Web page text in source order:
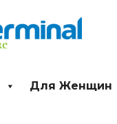
Для Женщин